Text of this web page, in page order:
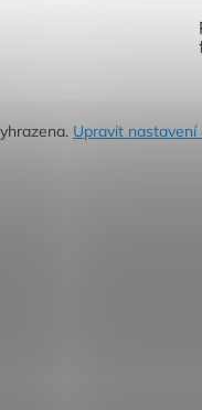
Upravit nastavení